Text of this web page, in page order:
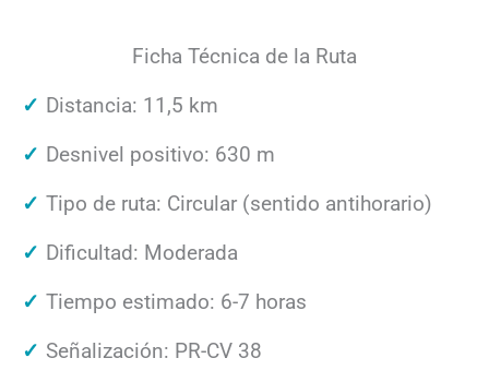
Ficha Técnica de la Ruta
Distancia: 11,5 km
Desnivel positivo: 630 m
Tipo de ruta: Circular (sentido antihorario)
Dificultad: Moderada
Tiempo estimado: 6-7 horas
Señalización: PR-CV 38